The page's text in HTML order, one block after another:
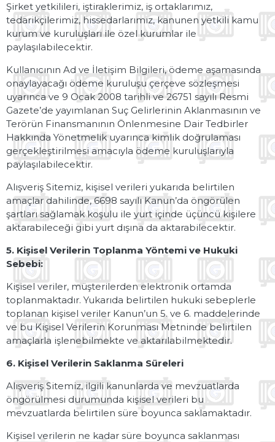
Şirket yetkilileri, iştiraklerimiz, iş ortaklarımız,
tedarikçilerimiz, hissedarlarımız, kanunen yetkili kamu
kurum ve kuruluşları ile özel kurumlar ile
paylaşılabilecektir.
Kullanıcının Ad ve İletişim Bilgileri, ödeme aşamasında
onaylayacağı ödeme kuruluşu çerçeve sözleşmesi
uyarınca ve 9 Ocak 2008 tarihli ve 26751 sayılı Resmi
Gazete’de yayımlanan Suç Gelirlerinin Aklanmasının ve
Terörün Finansmanının Önlenmesine Dair Tedbirler
Hakkında Yönetmelik uyarınca kimlik doğrulaması
gerçekleştirilmesi amacıyla ödeme kuruluşlarıyla
paylaşılabilecektir.
Alışveriş Sitemiz, kişisel verileri yukarıda belirtilen
amaçlar dahilinde, 6698 sayılı Kanun’da öngörülen
şartları sağlamak koşulu ile yurt içinde üçüncü kişilere
aktarabileceği gibi yurt dışına da aktarabilecektir.
5. Kişisel Verilerin Toplanma Yöntemi ve Hukuki
Sebebi:
Kişisel veriler, müşterilerden elektronik ortamda
toplanmaktadır. Yukarıda belirtilen hukuki sebeplerle
toplanan kişisel veriler Kanun’un 5. ve 6. maddelerinde
ve bu Kişisel Verilerin Korunması Metninde belirtilen
amaçlarla işlenebilmekte ve aktarılabilmektedir.
6. Kişisel Verilerin Saklanma Süreleri
Alışveriş Sitemiz, ilgili kanunlarda ve mevzuatlarda
öngörülmesi durumunda kişisel verileri bu
mevzuatlarda belirtilen süre boyunca saklamaktadır.
Kişisel verilerin ne kadar süre boyunca saklanması